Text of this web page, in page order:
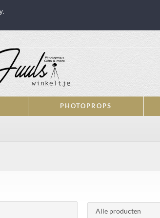
PHOTOPROPS